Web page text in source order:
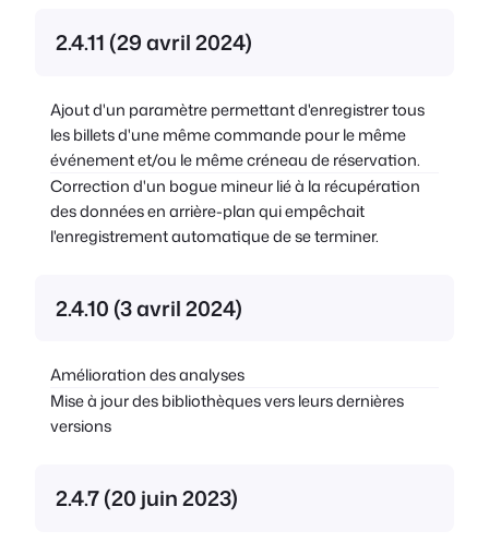
2.4.11 (29 avril 2024)
Ajout d'un paramètre permettant d'enregistrer tous
les billets d'une même commande pour le même
événement et/ou le même créneau de réservation.
Correction d'un bogue mineur lié à la récupération
des données en arrière-plan qui empêchait
l'enregistrement automatique de se terminer.
2.4.10 (3 avril 2024)
Amélioration des analyses
Mise à jour des bibliothèques vers leurs dernières
versions
2.4.7 (20 juin 2023)